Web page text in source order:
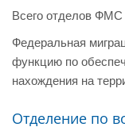
Всего отделов ФМС
Федеральная
функцию по
нахождения на
Отделение по